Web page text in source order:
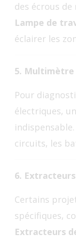
des écrous
Lampe de
éclairer les
5. Multimètre
Pour
électriques,
circuits, les
6.
Certains
spécifiques,
Extracteurs